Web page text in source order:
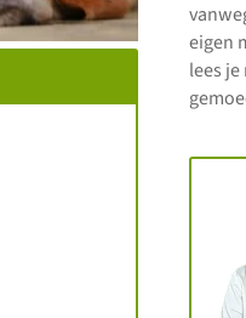
eigen
lees